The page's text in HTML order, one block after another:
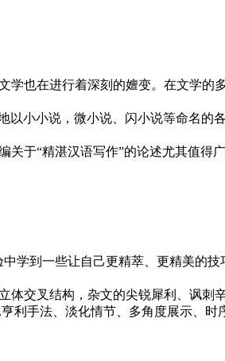
学也在进行着深刻的嬗变。在文学的
小小说，微小说、闪小说等命名的
关于“精湛汉语写作”的论述尤其值得
学到一些让自己更精萃、更精美的技
交叉结构，杂文的尖锐犀利、讽刺
利手法、淡化情节、多角度展示、时